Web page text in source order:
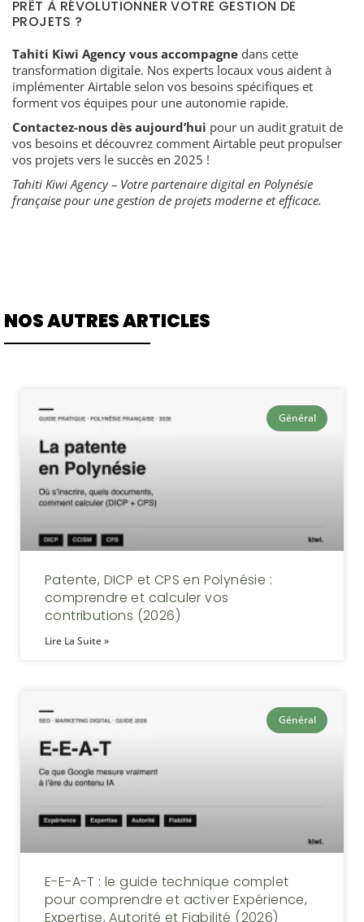
PRÊT À RÉVOLUTIONNER VOTRE GESTION DE
PROJETS ?
Tahiti Kiwi Agency vous accompagne dans cette
transformation digitale. Nos experts locaux vous aident à
implémenter Airtable selon vos besoins spécifiques et
forment vos équipes pour une autonomie rapide.
Contactez-nous dès aujourd’hui pour un audit gratuit de
vos besoins et découvrez comment Airtable peut propulser
vos projets vers le succès en 2025 !
Tahiti Kiwi Agency – Votre partenaire digital en Polynésie
française pour une gestion de projets moderne et efficace.
NOS AUTRES ARTICLES
Général
Patente, DICP et CPS en Polynésie :
comprendre et calculer vos
contributions (2026)
Lire La Suite »
Général
E-E-A-T : le guide technique complet
pour comprendre et activer Expérience,
Expertise, Autorité et Fiabilité (2026)